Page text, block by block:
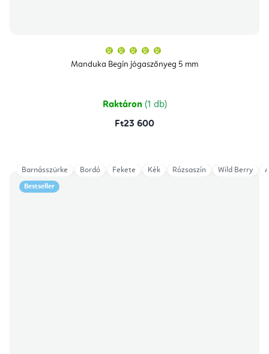
Manduka Begin jógaszőnyeg 5 mm
átlagos
értékelése
csillag.
Raktáron (1 db)
Ft23 600
Bestseller
Barnásszürke Bordó Fekete Kék Rózsaszín Wild Berry